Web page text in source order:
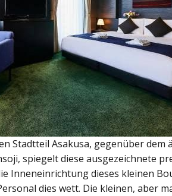
Stadtteil Asakusa, gegenüber dem
spiegelt diese ausgezeichnete
Inneneinrichtung dieses kleinen
dies wett. Die kleinen, aber